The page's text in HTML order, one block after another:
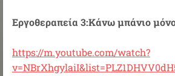
Εργοθεραπεία 3:Κάνω μπάνιο
https://m.youtube.com/watch?